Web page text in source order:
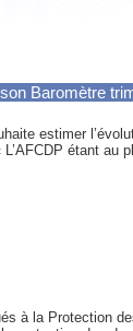
Baromètre
estimer
étant
à la Protection